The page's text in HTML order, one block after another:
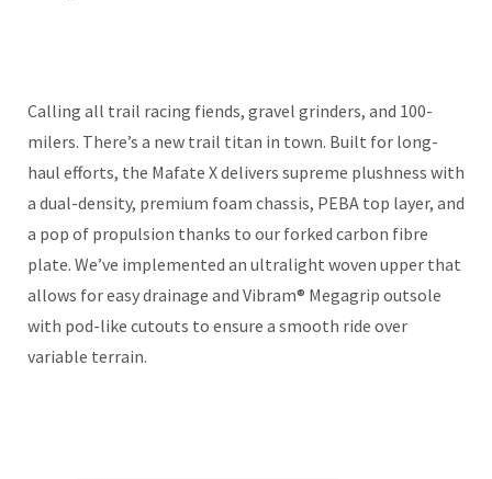
Calling all trail racing fiends, gravel grinders, and 100-
milers. There’s a new trail titan in town. Built for long-
haul efforts, the Mafate X delivers supreme plushness with
a dual-density, premium foam chassis, PEBA top layer, and
a pop of propulsion thanks to our forked carbon fibre
plate. We’ve implemented an ultralight woven upper that
allows for easy drainage and Vibram® Megagrip outsole
with pod-like cutouts to ensure a smooth ride over
variable terrain.